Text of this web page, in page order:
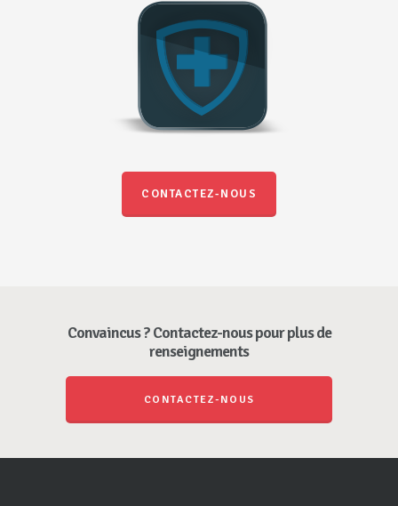
CONTACTEZ-NOUS
Convaincus ? Contactez-nous pour plus de
renseignements
CONTACTEZ-NOUS